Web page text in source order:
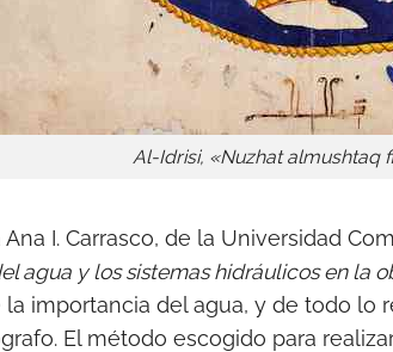
Al-Idrisi, «Nuzhat almushtaq
I. Carrasco, de la Universidad
agua y los sistemas hidráulicos en la
importancia del agua, y de todo lo
El método escogido para